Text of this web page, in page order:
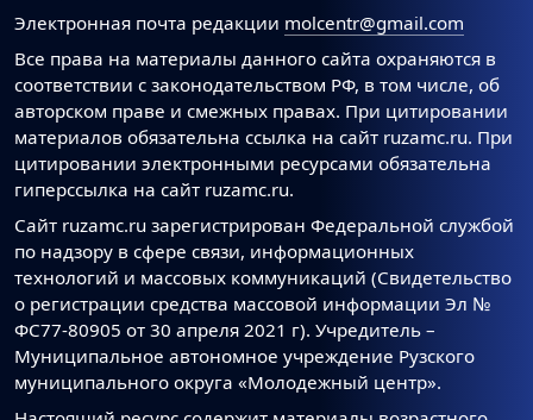
Электронная почта редакции molcentr@gmail.com
Все права на материалы данного сайта охраняются в
соответствии с законодательством РФ, в том числе, об
авторском праве и смежных правах. При цитировании
материалов обязательна ссылка на сайт ruzamc.ru. При
цитировании электронными ресурсами обязательна
гиперссылка на сайт ruzamc.ru.
Сайт ruzamc.ru зарегистрирован Федеральной службой
по надзору в сфере связи, информационных
технологий и массовых коммуникаций (Свидетельство
о регистрации средства массовой информации Эл №
ФС77-80905 от 30 апреля 2021 г). Учредитель –
Муниципальное автономное учреждение Рузского
муниципального округа «Молодежный центр».